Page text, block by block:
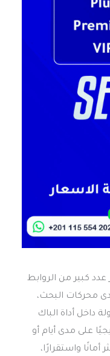
كبير من الروابط
محركات البحث،
داخل أداة الباك
على مدى أيام أو
واستقرارًا،